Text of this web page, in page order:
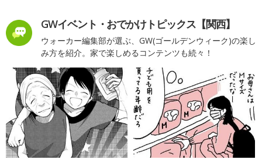
GWイベント・おでかけトピックス【関西】
ウォーカー編集部が選ぶ、GW(ゴールデンウィーク)の楽し
み方を紹介。家で楽しめるコンテンツも続々！